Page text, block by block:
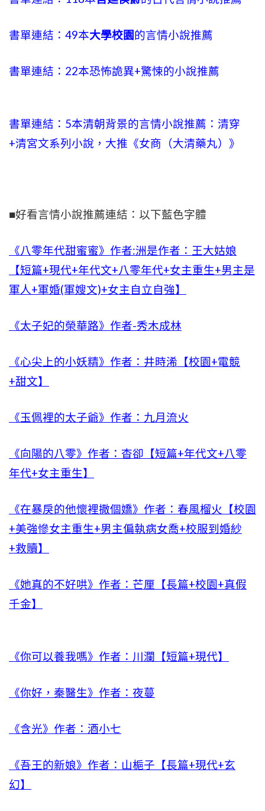
書單連結：49本大學校園的言情小說推薦
書單連結：22本恐怖詭異+驚悚的小說推薦
書單連結：5本清朝背景的言情小說推薦：清穿
+清宮文系列小說，大推《女商（大清藥丸）》
■好看言情小說推薦連結：以下藍色字體
《八零年代甜蜜蜜》作者:洲是作者：王大姑娘
【短篇+現代+年代文+八零年代+女主重生+男主是
軍人+軍婚(軍嫂文)+女主自立自強】
《太子妃的榮華路》作者-秀木成林
《心尖上的小妖精》作者：井時浠【校園+電競
+甜文】
《玉佩裡的太子爺》作者：九月流火
《向陽的八零》作者：杳卻【短篇+年代文+八零
年代+女主重生】
《在暴戾的他懷裡撒個嬌》作者：春風榴火【校園
+美強慘女主重生+男主偏執病女喬+校服到婚紗
+救贖】
《她真的不好哄》作者：芒厘【長篇+校園+真假
千金】
《你可以養我嗎》作者：川瀾【短篇+現代】
《你好，秦醫生》作者：夜蔓
《含光》作者：酒小七
《吾王的新娘》作者：山梔子【長篇+現代+玄
幻】